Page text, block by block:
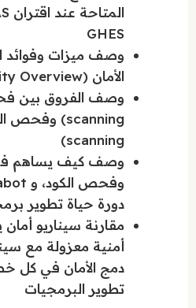
GHES
وصف ميزات وفوائد
الأمان (Security Overview)
scanning)
وصف كيف يساهم
دورة حياة تطوير
مقارنة سيناريو
أمنية معزولة مع
دمج الأمان في كل
تطوير البرمجيات